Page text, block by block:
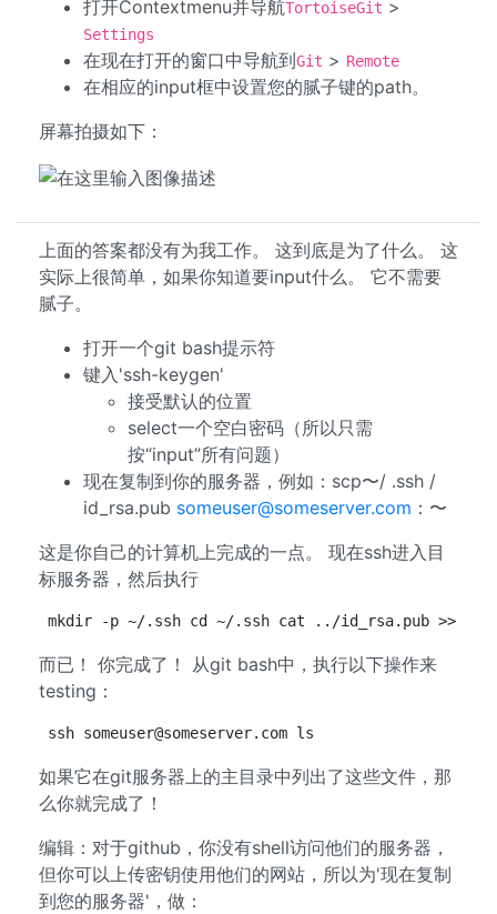
打开Contextmenu并导航TortoiseGit >
Settings
在现在打开的窗口中导航到Git > Remote
在相应的input框中设置您的腻子键的path。
屏幕拍摄如下：
上面的答案都没有为我工作。 这到底是为了什么。 这
实际上很简单，如果你知道要input什么。 它不需要
腻子。
打开一个git bash提示符
键入'ssh-keygen'
接受默认的位置
select一个空白密码（所以只需
按“input”所有问题）
现在复制到你的服务器，例如：scp〜/ .ssh /
id_rsa.pub someuser@someserver.com ：〜
这是你自己的计算机上完成的一点。 现在ssh进入目
标服务器，然后执行
mkdir -p ~/.ssh cd ~/.ssh cat ../id_rsa.pub >>
而已！ 你完成了！ 从git bash中，执行以下操作来
testing：
ssh someuser@someserver.com ls
如果它在git服务器上的主目录中列出了这些文件，那
么你就完成了！
编辑：对于github，你没有shell访问他们的服务器，
但你可以上传密钥使用他们的网站，所以为'现在复制
到您的服务器'，做：